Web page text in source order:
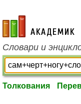
academic.ru
Словари и
Толкования